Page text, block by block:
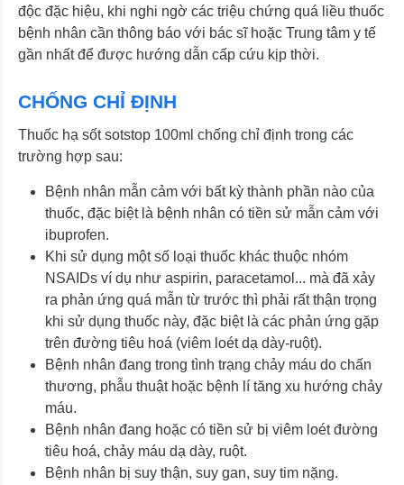
độc đặc hiệu, khi nghi ngờ các triệu chứng quá liều thuốc
bệnh nhân cần thông báo với bác sĩ hoặc Trung tâm y tế
gần nhất để được hướng dẫn cấp cứu kịp thời.
CHỐNG CHỈ ĐỊNH
Thuốc hạ sốt sotstop 100ml chống chỉ định trong các
trường hợp sau:
Bệnh nhân mẫn cảm với bất kỳ thành phần nào của
thuốc, đặc biệt là bệnh nhân có tiền sử mẫn cảm với
ibuprofen.
Khi sử dụng một số loại thuốc khác thuộc nhóm
NSAIDs ví dụ như aspirin, paracetamol... mà đã xảy
ra phản ứng quá mẫn từ trước thì phải rất thận trọng
khi sử dụng thuốc này, đặc biệt là các phản ứng gặp
trên đường tiêu hoá (viêm loét dạ dày-ruột).
Bệnh nhân đang trong tình trạng chảy máu do chấn
thương, phẫu thuật hoặc bệnh lí tăng xu hướng chảy
máu.
Bệnh nhân đang hoặc có tiền sử bị viêm loét đường
tiêu hoá, chảy máu dạ dày, ruột.
Bệnh nhân bị suy thận, suy gan, suy tim nặng.